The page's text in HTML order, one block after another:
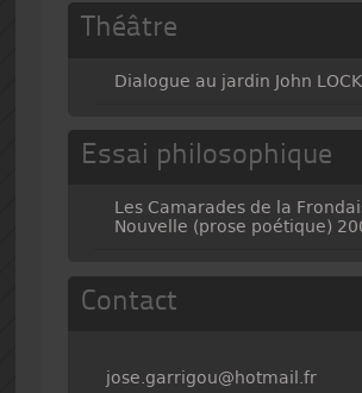
Théâtre
Dialogue au jardin John
Essai philosophique
Les Camarades de la
Nouvelle (prose poétique)
Contact
jose.garrigou@hotmail.fr